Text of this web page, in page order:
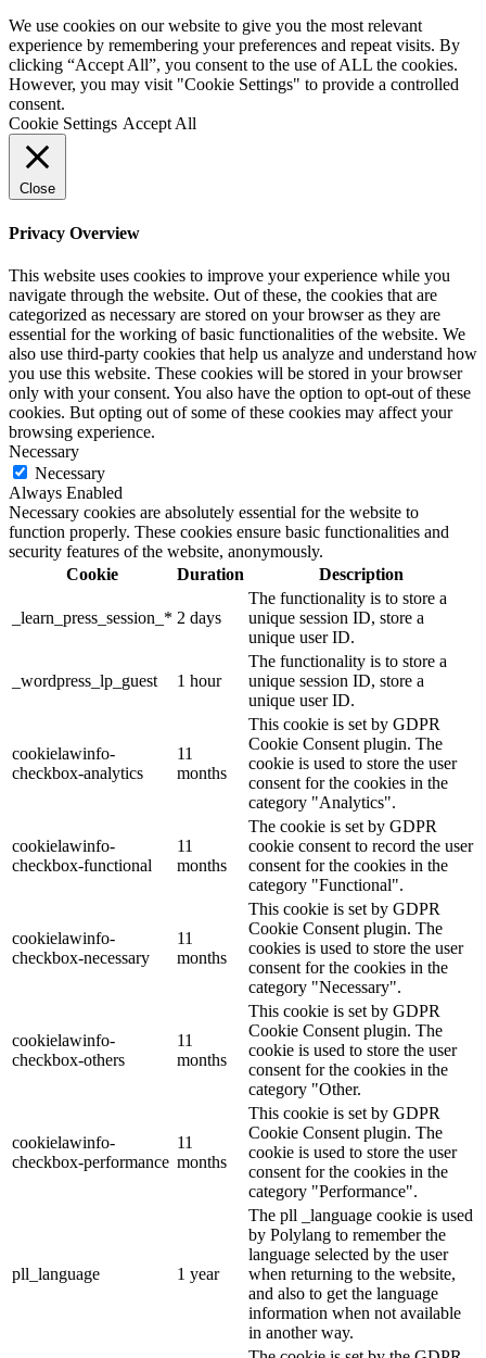
We use cookies on our website to give you the most relevant
experience by remembering your preferences and repeat visits. By
clicking “Accept All”, you consent to the use of ALL the cookies.
However, you may visit "Cookie Settings" to provide a controlled
consent.
Cookie Settings Accept All
Close
Privacy Overview
This website uses cookies to improve your experience while you
navigate through the website. Out of these, the cookies that are
categorized as necessary are stored on your browser as they are
essential for the working of basic functionalities of the website. We
also use third-party cookies that help us analyze and understand how
you use this website. These cookies will be stored in your browser
only with your consent. You also have the option to opt-out of these
cookies. But opting out of some of these cookies may affect your
browsing experience.
Necessary
Necessary
Always Enabled
Necessary cookies are absolutely essential for the website to
function properly. These cookies ensure basic functionalities and
security features of the website, anonymously.
Cookie
Duration Description
_learn_press_session_* 2 days
The functionality is to store a
unique session ID, store a
unique user ID.
_wordpress_lp_guest 1 hour
The functionality is to store a
unique session ID, store a
unique user ID.
cookielawinfo-
checkbox-analytics
11
months
This cookie is set by GDPR
Cookie Consent plugin. The
cookie is used to store the user
consent for the cookies in the
category "Analytics".
cookielawinfo-
checkbox-functional
11
months
The cookie is set by GDPR
cookie consent to record the user
consent for the cookies in the
category "Functional".
cookielawinfo-
checkbox-necessary
11
months
This cookie is set by GDPR
Cookie Consent plugin. The
cookies is used to store the user
consent for the cookies in the
category "Necessary".
cookielawinfo-
checkbox-others
11
months
This cookie is set by GDPR
Cookie Consent plugin. The
cookie is used to store the user
consent for the cookies in the
category "Other.
cookielawinfo-
checkbox-performance
11
months
This cookie is set by GDPR
Cookie Consent plugin. The
cookie is used to store the user
consent for the cookies in the
category "Performance".
pll_language 1 year
The pll _language cookie is used
by Polylang to remember the
language selected by the user
when returning to the website,
and also to get the language
information when not available
in another way.